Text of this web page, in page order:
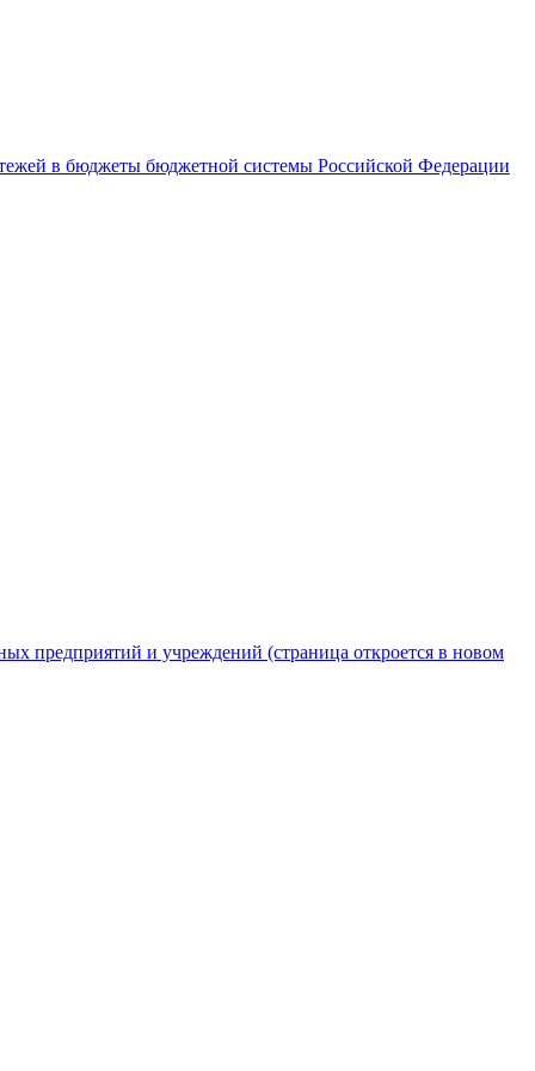
в бюджеты бюджетной системы Российской Федерации